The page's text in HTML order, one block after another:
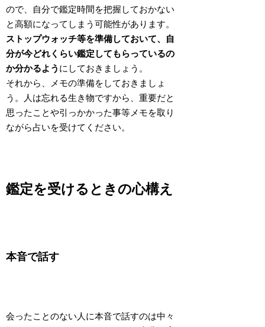
ので、自分で鑑定時間を把握しておかない
と高額になってしまう可能性があります。
ストップウォッチ等を準備しておいて、自
分が今どれくらい鑑定してもらっているの
か分かるよう にしておきましょう。
それから、
メモの準備をしておきましょ
う。人は忘れる生き物ですから、重要だと
思ったことや引っかかった事等メモを取り
ながら占いを受けてください。
鑑定を受けるときの心構え
本音で話す
会ったことのない人に本音で話すのは中々